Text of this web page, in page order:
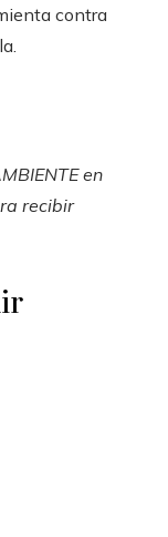
contra
en
recibir